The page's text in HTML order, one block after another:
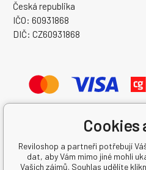
Česká republika
IČO: 60931868
DIČ: CZ60931868
Cookies
Reviloshop a partneři potřebují
dat, aby Vám mimo jiné mohli
Vašich zájmů. Souhlas udělíte